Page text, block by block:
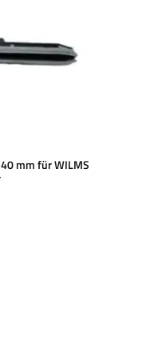
mm für WILMS